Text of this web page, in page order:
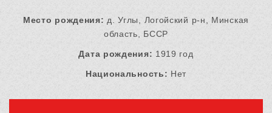
Место рождения: д. Углы, Логойский р-н, Минская
область, БССР
Дата рождения: 1919 год
Национальность: Нет